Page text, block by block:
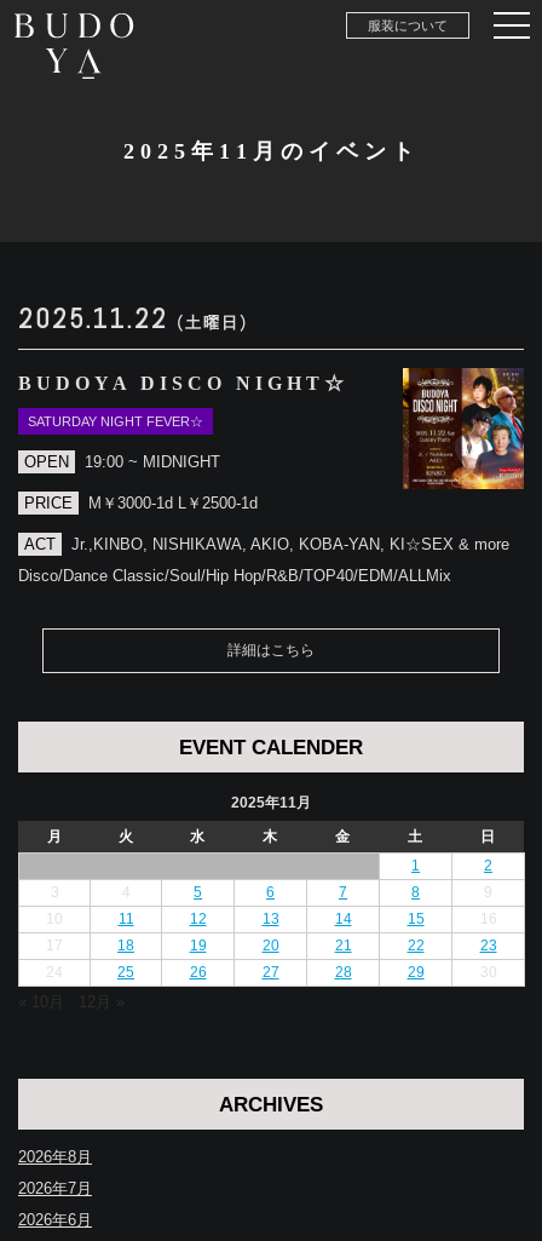
服装について
2025年11月のイベント
2025.11.22 (土曜日)
BUDOYA DISCO NIGHT☆
SATURDAY NIGHT FEVER☆
OPEN 19:00 ~ MIDNIGHT
PRICE M￥3000-1d L￥2500-1d
ACT
Jr.,KINBO, NISHIKAWA, AKIO, KOBA-YAN, KI☆SEX & more
Disco/Dance Classic/Soul/Hip Hop/R&B/TOP40/EDM/ALLMix
詳細はこちら
EVENT CALENDER
2025年11月
月
火 水 木 金 土
日
1
2
3
4 5 6 7 8
9
10
11 12 13 14 15
16
17
18 19 20 21 22
23
24
25 26 27 28 29 30
« 10月 12月 »
ARCHIVES
2026年8月
2026年7月
2026年6月